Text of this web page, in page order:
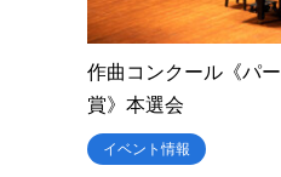
作曲コンクール《パ
賞》本選会
イベント情報